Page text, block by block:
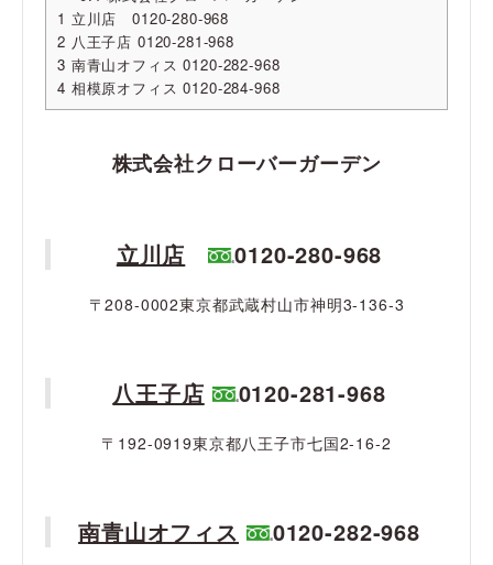
1 立川店 0120-280-968
2 八王子店 0120-281-968
3 南青山オフィス 0120-282-968
4 相模原オフィス 0120-284-968
株式会社クローバーガーデン
立川店 0120-280-968
〒208-0002東京都武蔵村山市神明3-136-3
八王子店 0120-281-968
〒192-0919東京都八王子市七国2-16-2
南青山オフィス 0120-282-968